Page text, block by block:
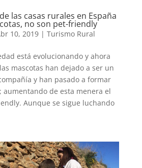
las casas rurales en España
no son pet-friendly
10, 2019| Turismo Rural
está evolucionando y ahora
mascotas han dejado a ser un
y han pasado a formar
de esta menera el
Aunque se sigue luchando